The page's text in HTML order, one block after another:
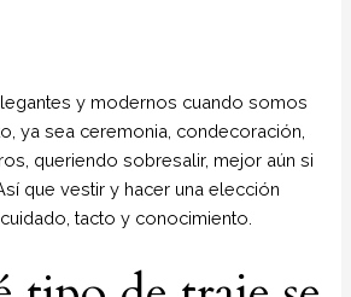
y modernos cuando somos
ya sea ceremonia, condecoración,
queriendo sobresalir, mejor aún si
que vestir y hacer una elección
tacto y conocimiento.